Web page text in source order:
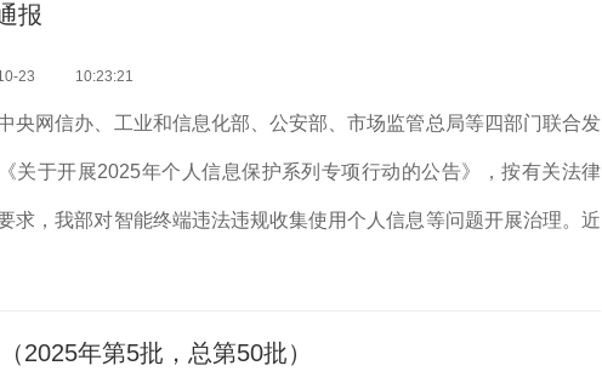
报
23 10:23:21
央网信办、工业和信息化部、公安部、市场监管总局等四部门联合发
关于开展2025年个人信息保护系列专项行动的公告》，按有关法律
求，我部对智能终端违法违规收集使用个人信息等问题开展治理。近
2025年第5批，总第50批）